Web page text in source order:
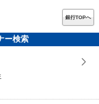
銀行TOPへ
ー検索